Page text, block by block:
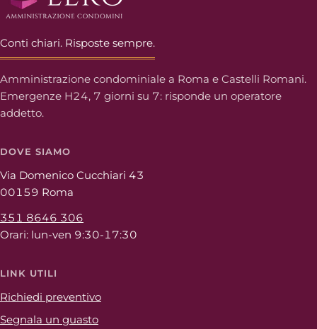
Conti chiari. Risposte sempre.
Amministrazione condominiale a Roma e Castelli Romani.
Emergenze H24, 7 giorni su 7: risponde un operatore
addetto.
DOVE SIAMO
Via Domenico Cucchiari 43
00159 Roma
351 8646 306
Orari: lun-ven 9:30-17:30
LINK UTILI
Richiedi preventivo
Segnala un guasto